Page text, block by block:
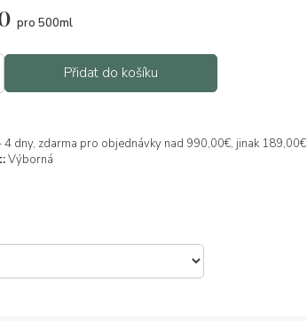
pro 500ml
Přidat do košíku
4 dny, zdarma pro objednávky nad 990,00€, jinak 189,00€
Výborná